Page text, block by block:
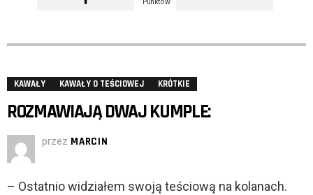
KAWAŁY KAWAŁY O TEŚCIOWEJ KRÓTKIE
ROZMAWIAJĄ DWAJ KUMPLE:
przez MARCIN
– Ostatnio widziałem swoją teściową na kolanach.